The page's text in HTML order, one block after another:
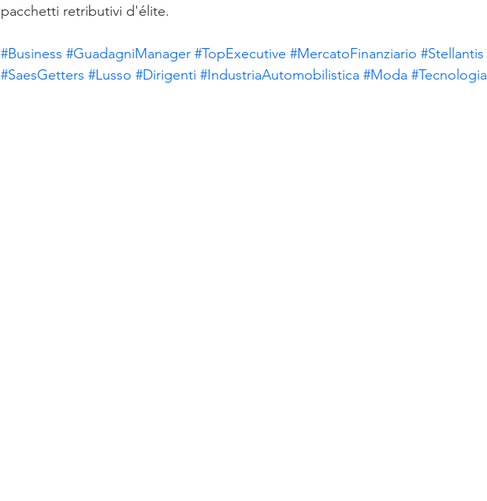
pacchetti retributivi d'élite.
#Business #GuadagniManager #TopExecutive #MercatoFinanziario #Stellantis
#SaesGetters #Lusso #Dirigenti #IndustriaAutomobilistica #Moda #Tecnologia